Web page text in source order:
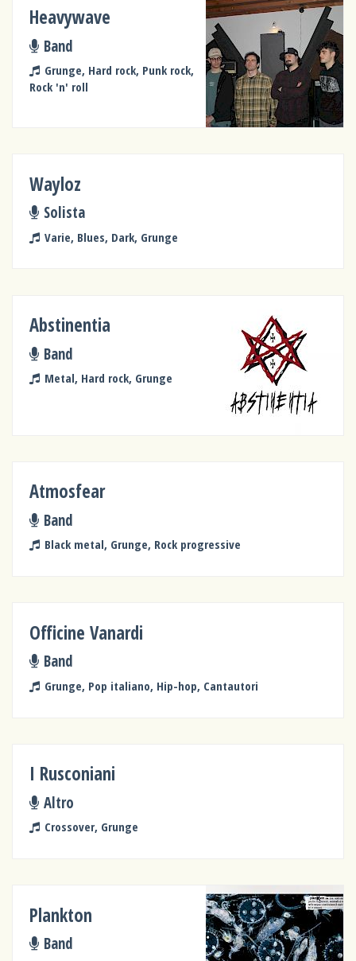
Heavywave
Band
Grunge, Hard rock, Punk rock,
Rock 'n' roll
Wayloz
Solista
Varie, Blues, Dark, Grunge
Abstinentia
Band
Metal, Hard rock, Grunge
Atmosfear
Band
Black metal, Grunge, Rock progressive
Officine Vanardi
Band
Grunge, Pop italiano, Hip-hop, Cantautori
I Rusconiani
Altro
Crossover, Grunge
Plankton
Band